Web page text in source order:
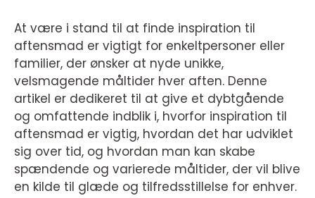
At være i stand til at finde inspiration til
aftensmad er vigtigt for enkeltpersoner eller
familier, der ønsker at nyde unikke,
velsmagende måltider hver aften. Denne
artikel er dedikeret til at give et dybtgående
og omfattende indblik i, hvorfor inspiration til
aftensmad er vigtig, hvordan det har udviklet
sig over tid, og hvordan man kan skabe
spændende og varierede måltider, der vil blive
en kilde til glæde og tilfredsstillelse for enhver.